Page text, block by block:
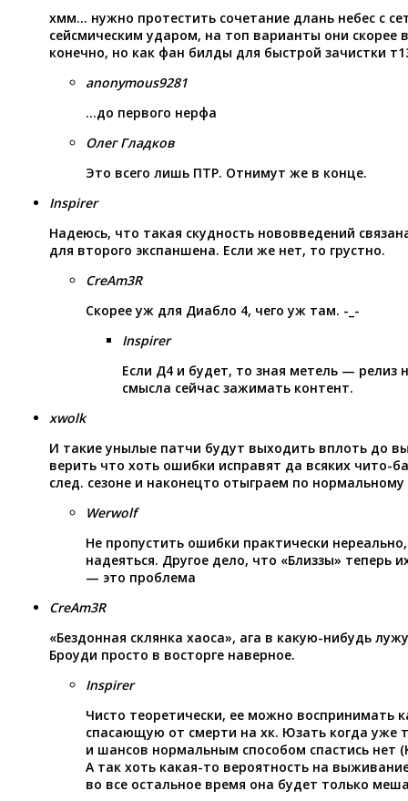
хмм… нужно протестить сочетание длань небес с
сейсмическим ударом, на топ варианты они скорее
конечно, но как фан билды для быстрой зачистки
anonymous9281
…до первого нерфа
Олег Гладков
Это всего лишь ПТР. Отнимут же в конце.
Inspirer
Надеюсь, что такая скудность нововведений
для второго экспаншена. Если же нет, то грустно.
CreAm3R
Скорее уж для Диабло 4, чего уж там. -_-
Inspirer
Если Д4 и будет, то зная метель — релиз
смысла сейчас зажимать контент.
xwolk
И такие унылые патчи будут выходить вплоть до
верить что хоть ошибки исправят да всяких чито-
след. сезоне и наконецто отыграем по нормальному
Werwolf
Не пропустить ошибки практически
надеяться. Другое дело, что «Близзы» теперь
— это проблема
CreAm3R
«Бездонная склянка хаоса», ага в какую-нибудь
Броуди просто в восторге наверное.
Inspirer
Чисто теоретически, ее можно воспринимать
спасающую от смерти на хк. Юзать когда уже
и шансов нормальным способом спастись нет
А так хоть какая-то вероятность на
во все остальное время она будет только